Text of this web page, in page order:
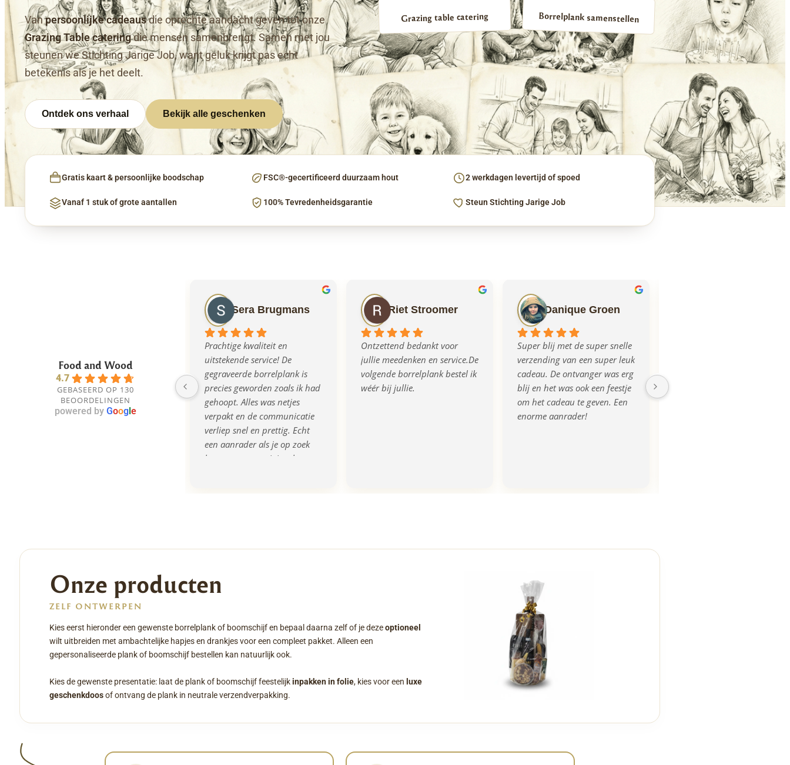
Vanpersoonlijke cadeausdie oprechte aandacht geven tot onze
Grazing Table cateringdie mensen samenbrengt. Samen met jou
steunen we Stichting Jarige Job, want geluk krijgt pas echt
betekenis als je het deelt.
Ontdek ons verhaal Bekijk alle geschenken
Grazing table catering Borrelplank samenstellen
Gratis kaart & persoonlijke boodschap FSC®-gecertificeerd duurzaam hout 2 werkdagen levertijd of spoed
Vanaf 1 stuk of grote aantallen 100% Tevredenheidsgarantie Steun Stichting Jarige Job
Food and Wood
4.7
GEBASEERD OP 130
BEOORDELINGEN
powered by Google
Sera Brugmans
Prachtige kwaliteit en
uitstekende service! De
gegraveerde borrelplank is
precies geworden zoals ik had
gehoopt. Alles was netjes
verpakt en de communicatie
verliep snel en prettig. Echt
een aanrader als je op zoek
bent naar een origineel en
Riet Stroomer
Ontzettend bedankt voor
jullie meedenken en service.De
volgende borrelplank bestel ik
wéér bij jullie.
Danique Groen
Super blij met de super snelle
verzending van een super leuk
cadeau. De ontvanger was erg
blij en het was ook een feestje
om het cadeau te geven. Een
enorme aanrader!
Onze producten
ZELF ONTWERPEN
Kies eerst hieronder een gewenste borrelplank of boomschijf en bepaal daarna zelf of je dezeoptioneel
wilt uitbreiden met ambachtelijke hapjes en drankjes voor een compleet pakket. Alleen een
gepersonaliseerde plank of boomschijf bestellen kan natuurlijk ook.
Kies de gewenste presentatie: laat de plank of boomschijf feestelijkinpakken in folie, kies voor een luxe
geschenkdoosof ontvang de plank in neutrale verzendverpakking.